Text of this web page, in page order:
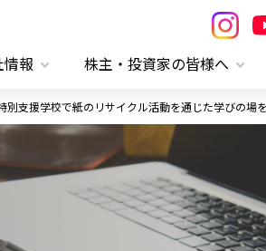
情報 株主・投資家の皆様へ
別支援学校で紙のリサイクル活動を通じた学びの場